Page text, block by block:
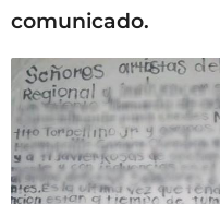
comunicado.